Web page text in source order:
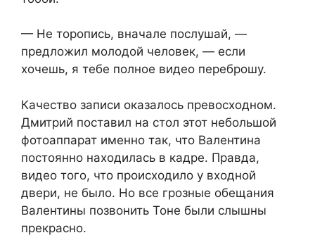
— Не торопись, вначале послушай, —
предложил молодой человек, — если
хочешь, я тебе полное видео переброшу.
Качество записи оказалось превосходном.
Дмитрий поставил на стол этот небольшой
фотоаппарат именно так, что Валентина
постоянно находилась в кадре. Правда,
видео того, что происходило у входной
двери, не было. Но все грозные обещания
Валентины позвонить Тоне были слышны
прекрасно.